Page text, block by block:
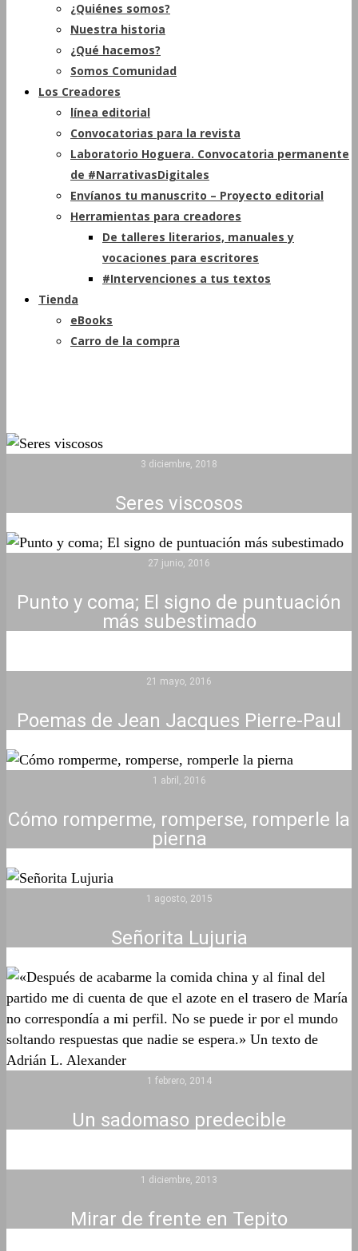
¿Quiénes somos?
Nuestra historia
¿Qué hacemos?
Somos Comunidad
Los Creadores
línea editorial
Convocatorias para la revista
Laboratorio Hoguera. Convocatoria permanente
de #NarrativasDigitales
Envíanos tu manuscrito – Proyecto editorial
Herramientas para creadores
De talleres literarios, manuales y
vocaciones para escritores
#Intervenciones a tus textos
Tienda
eBooks
Carro de la compra
3 diciembre, 2018
Seres viscosos
27 junio, 2016
Punto y coma; El signo de puntuación
más subestimado
21 mayo, 2016
Poemas de Jean Jacques Pierre-Paul
1 abril, 2016
Cómo romperme, romperse, romperle la
pierna
1 agosto, 2015
Señorita Lujuria
1 febrero, 2014
Un sadomaso predecible
1 diciembre, 2013
Mirar de frente en Tepito